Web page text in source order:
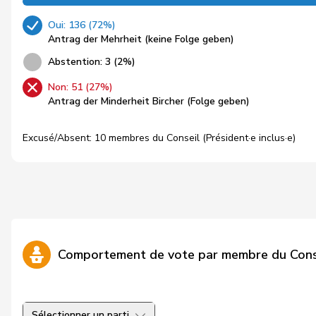
Oui: 136 (72%)
Antrag der Mehrheit (keine Folge geben)
Abstention: 3 (2%)
Non: 51 (27%)
Antrag der Minderheit Bircher (Folge geben)
Excusé/Absent: 10 membres du Conseil (Président·e inclus·e)
Comportement de vote par membre du